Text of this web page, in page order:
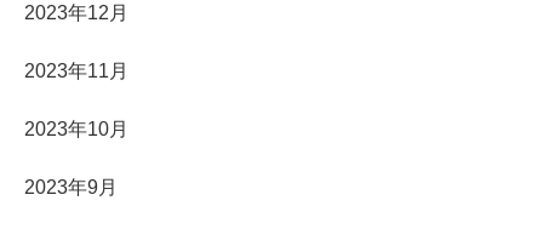
2023年12月
2023年11月
2023年10月
2023年9月